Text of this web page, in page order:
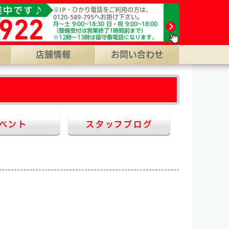
0円、代車0円【業界最安値】の店舗数全国NO.1車検専門店
中です♪
※IP・ひかり電話をご利用の方は、
0120-589-795へお掛け下さい。
月～土 9:00~18:30 日・祝 9:00~18:00
（整備受付は営業終了1時間前まで）
※12時～13時は留守番電話になります。
店舗情報 お問い合わせ
ント スタッフブログ